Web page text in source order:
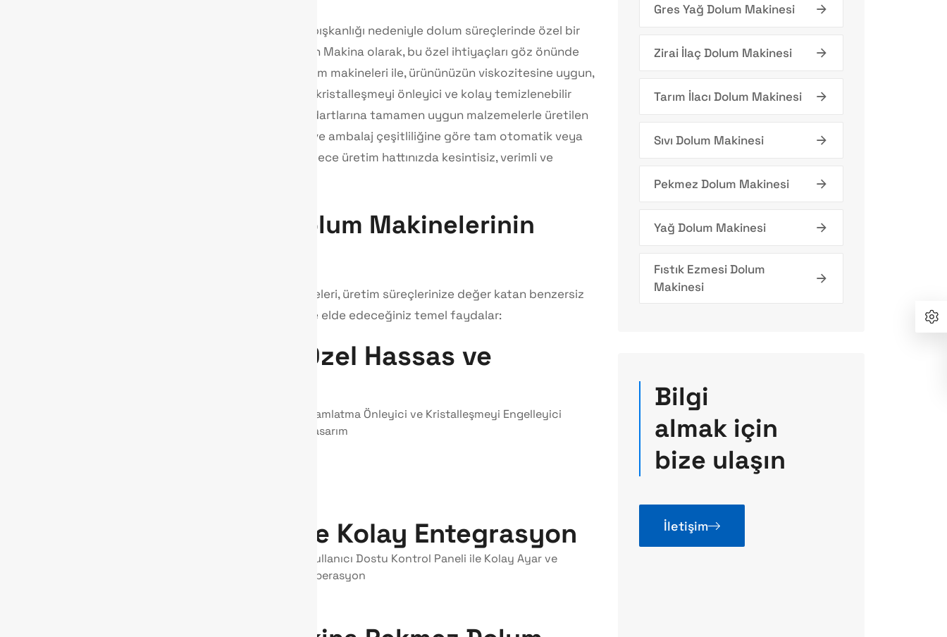
Pekmez, kendine has yoğun kıvamı ve yapışkanlığı nedeniyle dolum süreçlerinde özel bir
hassasiyet gerektiren bir üründür. Kurtsan Makina olarak, bu özel ihtiyaçları göz önünde
bulundurarak geliştirdiğimiz pekmez dolum makineleri ile, ürününüzün viskozitesine uygun,
damlatma yapmayan, dolum haznesinde kristalleşmeyi önleyici ve kolay temizlenebilir
çözümler sunuyoruz. Gıda güvenliği standartlarına tamamen uygun malzemelerle üretilen
makinelerimiz, işletmenizin kapasitesine ve ambalaj çeşitliliğine göre tam otomatik veya
yarı otomatik modellerde mevcuttur. Böylece üretim hattınızda kesintisiz, verimli ve
Kurtsan Pekmez Dolum Makinelerinin
Kurtsan Makina'nın pekmez dolum makineleri, üretim süreçlerinize değer katan benzersiz
özellikleriyle öne çıkar. İşte bu makinelerle elde edeceğiniz temel faydalar:
Yoğun Kıvamlara Özel Hassas ve
Damlatma Önleyici ve Kristalleşmeyi Engelleyici
Tasarım
Yüksek Verimlilik ve Kolay Entegrasyon
Kullanıcı Dostu Kontrol Paneli ile Kolay Ayar ve
Operasyon
Gres Yağ Dolum Makinesi
Zirai İlaç Dolum Makinesi
Tarım İlacı Dolum Makinesi
Sıvı Dolum Makinesi
Pekmez Dolum Makinesi
Yağ Dolum Makinesi
Fıstık Ezmesi Dolum
Makinesi
Bilgi
almak için
bize ulaşın
İletişim